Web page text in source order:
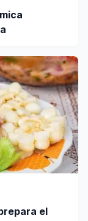
el